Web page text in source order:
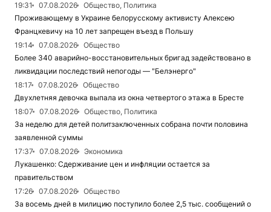
19:31
07.08.2026
Общество, Политика
Проживающему в Украине белорусскому активисту Алексею
Францкевичу на 10 лет запрещен въезд в Польшу
19:14
07.08.2026
Общество
Более 340 аварийно-восстановительных бригад задействовано в
ликвидации последствий непогоды — "Белэнерго"
18:17
07.08.2026
Общество
Двухлетняя девочка выпала из окна четвертого этажа в Бресте
18:07
07.08.2026
Общество, Политика
За неделю для детей политзаключенных собрана почти половина
заявленной суммы
17:37
07.08.2026
Экономика
Лукашенко: Сдерживание цен и инфляции остается за
правительством
17:26
07.08.2026
Общество
За восемь дней в милицию поступило более 2,5 тыс. сообщений о